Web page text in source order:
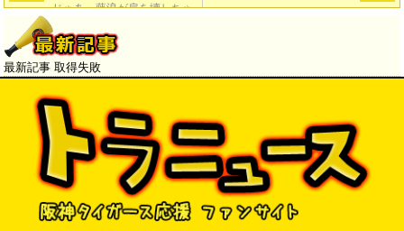
じゃあ、藤浪が肩を壊しちゃ
うよ」
最新記事 取得失敗